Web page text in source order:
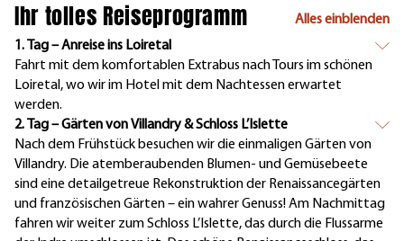
Ihr tolles Reiseprogramm
Alles einblenden
1. Tag – Anreise ins Loiretal
Fahrt mit dem komfortablen Extrabus nach Tours im schönen
Loiretal, wo wir im Hotel mit dem Nachtessen erwartet
werden.
2. Tag – Gärten von Villandry & Schloss L’Islette
Nach dem Frühstück besuchen wir die einmaligen Gärten von
Villandry. Die atemberaubenden Blumen- und Gemüsebeete
sind eine detailgetreue Rekonstruktion der Renaissancegärten
und französischen Gärten – ein wahrer Genuss! Am Nachmittag
fahren wir weiter zum Schloss L’Islette, das durch die Flussarme